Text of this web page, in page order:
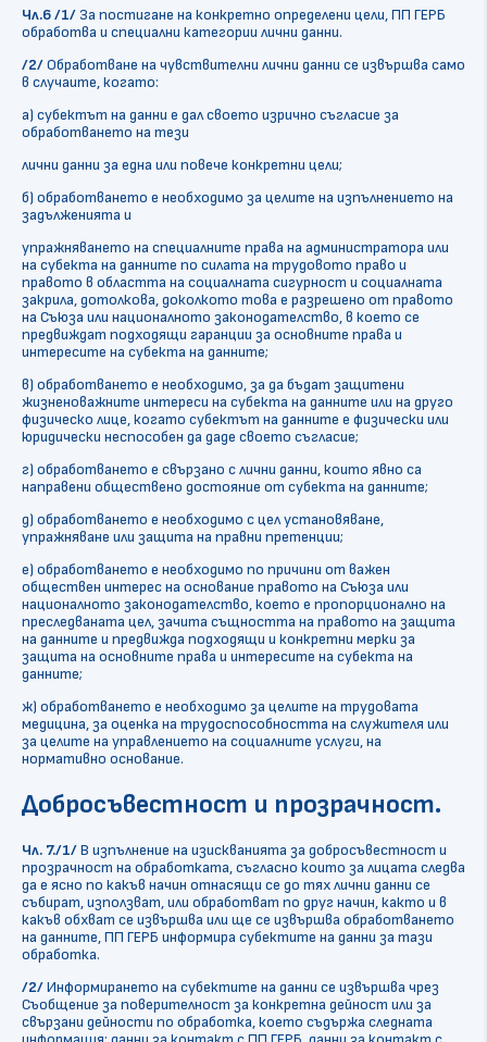
Чл.6 /1/ За постигане на конкретно определени цели, ПП ГЕРБ
обработва и специални категории лични данни.
/2/Обработване на чувствителни лични данни се извършва само
в случаите, когато:
а) субектът на данни е дал своето изрично съгласие за
обработването на тези
лични данни за една или повече конкретни цели;
б) обработването е необходимо за целите на изпълнението на
задълженията и
упражняването на специалните права на администратора или
на субекта на данните по силата на трудовото право и
правото в областта на социалната сигурност и социалната
закрила, дотолкова, доколкото това е разрешено от правото
на Съюза или националното законодателство, в което се
предвиждат подходящи гаранции за основните права и
интересите на субекта на данните;
в) обработването е необходимо, за да бъдат защитени
жизненоважните интереси на субекта на данните или на друго
физическо лице, когато субектът на данните е физически или
юридически неспособен да даде своето съгласие;
г) обработването е свързано с лични данни, които явно са
направени обществено достояние от субекта на данните;
д) обработването е необходимо с цел установяване,
упражняване или защита на правни претенции;
е) обработването е необходимо по причини от важен
обществен интерес на основание правото на Съюза или
националното законодателство, което е пропорционално на
преследваната цел, зачита същността на правото на защита
на данните и предвижда подходящи и конкретни мерки за
защита на основните права и интересите на субекта на
данните;
ж) обработването е необходимо за целите на трудовата
медицина, за оценка на трудоспособността на служителя или
за целите на управлението на социалните услуги, на
нормативно основание.
Добросъвестност и прозрачност.
Чл. 7./1/В изпълнение на изискванията за добросъвестност и
прозрачност на обработката, съгласно които за лицата следва
да е ясно по какъв начин отнасящи се до тях лични данни се
събират, използват, или обработват по друг начин, както и в
какъв обхват се извършва или ще се извършва обработването
на данните, ПП ГЕРБ информира субектите на данни за тази
обработка.
/2/Информирането на субектите на данни се извършва чрез
Съобщение за поверителност за конкретна дейност или за
свързани дейности по обработка, което съдържа следната